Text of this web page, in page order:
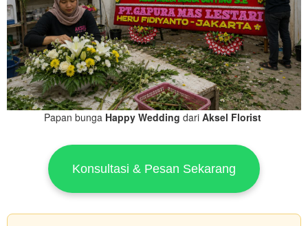
Papan bunga Happy Wedding dari Aksel Florist
Konsultasi & Pesan Sekarang